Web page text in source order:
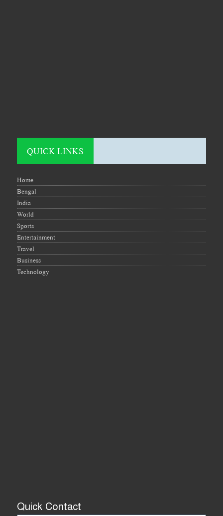
QUICK LINKS
Home
Bengal
India
World
Sports
Entertainment
Travel
Business
Technology
Quick Contact